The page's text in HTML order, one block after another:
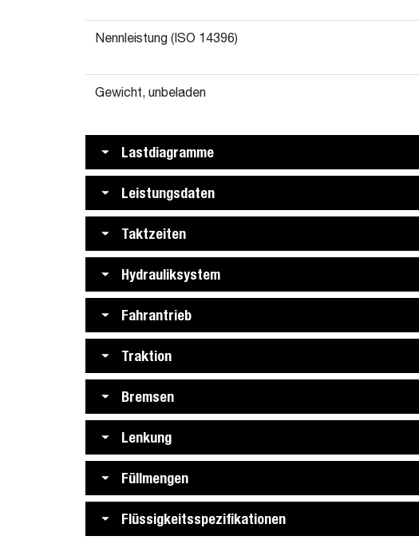
Nennleistung (ISO 14396)
Gewicht, unbeladen
Lastdiagramme
Leistungsdaten
Taktzeiten
Hydrauliksystem
Fahrantrieb
Traktion
Bremsen
Lenkung
Füllmengen
Flüssigkeitsspezifikationen